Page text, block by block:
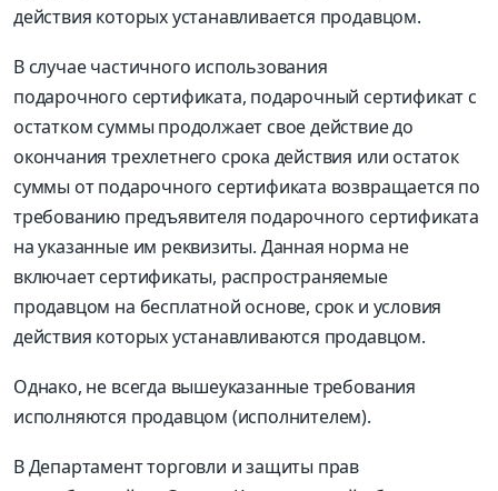
действия которых устанавливается продавцом.
В случае частичного использования
подарочного сертификата, подарочный сертификат с
остатком суммы продолжает свое действие до
окончания трехлетнего срока действия или остаток
суммы от подарочного сертификата возвращается по
требованию предъявителя подарочного сертификата
на указанные им реквизиты. Данная норма не
включает сертификаты, распространяемые
продавцом на бесплатной основе, срок и условия
действия которых устанавливаются продавцом.
Однако, не всегда вышеуказанные требования
исполняются продавцом (исполнителем).
В Департамент торговли и защиты прав